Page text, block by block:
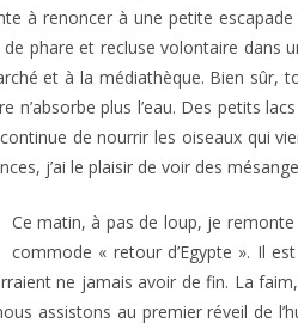
à renoncer à une petite
phare et recluse volontaire dans
et à la médiathèque. Bien sûr,
n’absorbe plus l’eau. Des petits
de nourrir les oiseaux qui
j’ai le plaisir de voir des
Ce matin, à pas de loup, je
commode « retour d’Egypte ». Il
ne jamais avoir de fin. La
assistons au premier réveil de